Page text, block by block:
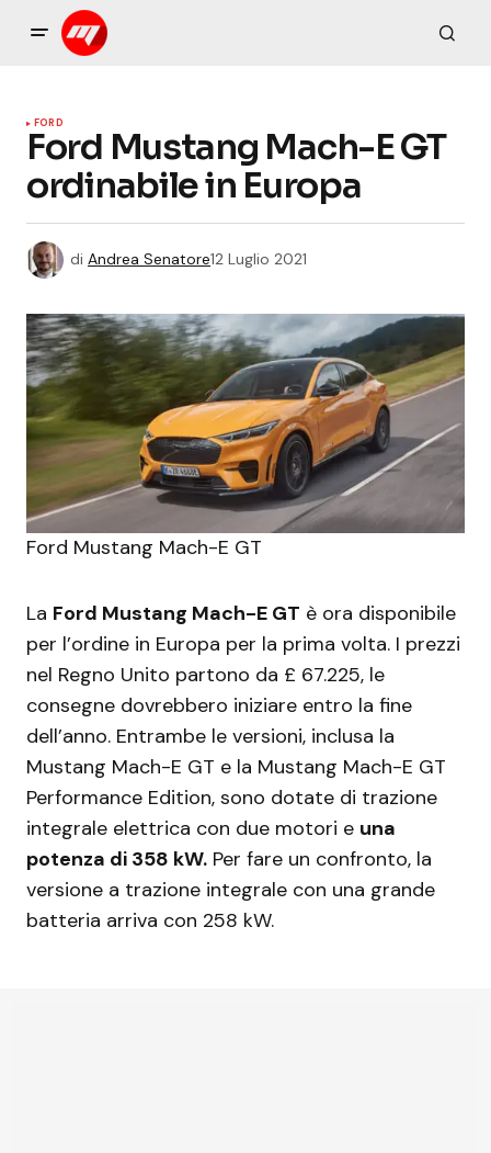
FORD
Ford Mustang Mach-E GT
ordinabile in Europa
di Andrea Senatore12 Luglio 2021
Ford Mustang Mach-E GT
La Ford Mustang Mach-E GT è ora disponibile
per l’ordine in Europa per la prima volta. I prezzi
nel Regno Unito partono da £ 67.225, le
consegne dovrebbero iniziare entro la fine
dell’anno. Entrambe le versioni, inclusa la
Mustang Mach-E GT e la Mustang Mach-E GT
Performance Edition, sono dotate di trazione
integrale elettrica con due motori e una
potenza di 358 kW. Per fare un confronto, la
versione a trazione integrale con una grande
batteria arriva con 258 kW.